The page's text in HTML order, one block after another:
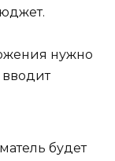
нужно
вводит
будет